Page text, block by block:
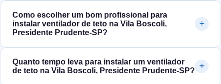
Como escolher um bom profissional para
instalar ventilador de teto na Vila Boscoli,
Presidente Prudente‑SP?
Quanto tempo leva para instalar um ventilador
de teto na Vila Boscoli, Presidente Prudente‑SP?